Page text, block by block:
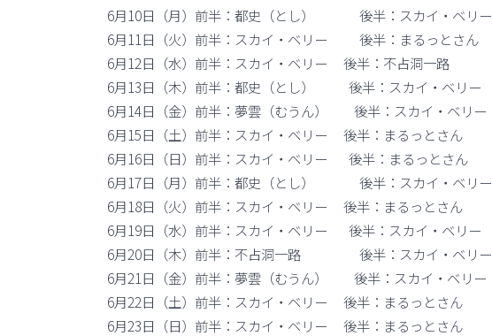
6月10日（月）前半：都史（とし） 後半：スカイ・ベリー
6月11日（火）前半：スカイ・ベリー 後半：まるっとさん
6月12日（水）前半：スカイ・ベリー 後半：不占洞一路
6月13日（木）前半：都史（とし） 後半：スカイ・ベリー
6月14日（金）前半：夢雲（むうん） 後半：スカイ・ベリー
6月15日（土）前半：スカイ・ベリー 後半：まるっとさん
6月16日（日）前半：スカイ・ベリー 後半：まるっとさん
6月17日（月）前半：都史（とし） 後半：スカイ・ベリー
6月18日（火）前半：スカイ・ベリー 後半：まるっとさん
6月19日（水）前半：スカイ・ベリー 後半：スカイ・ベリー
6月20日（木）前半：不占洞一路 後半：スカイ・ベリー
6月21日（金）前半：夢雲（むうん） 後半：スカイ・ベリー
6月22日（土）前半：スカイ・ベリー 後半：まるっとさん
6月23日（日）前半：スカイ・ベリー 後半：まるっとさん